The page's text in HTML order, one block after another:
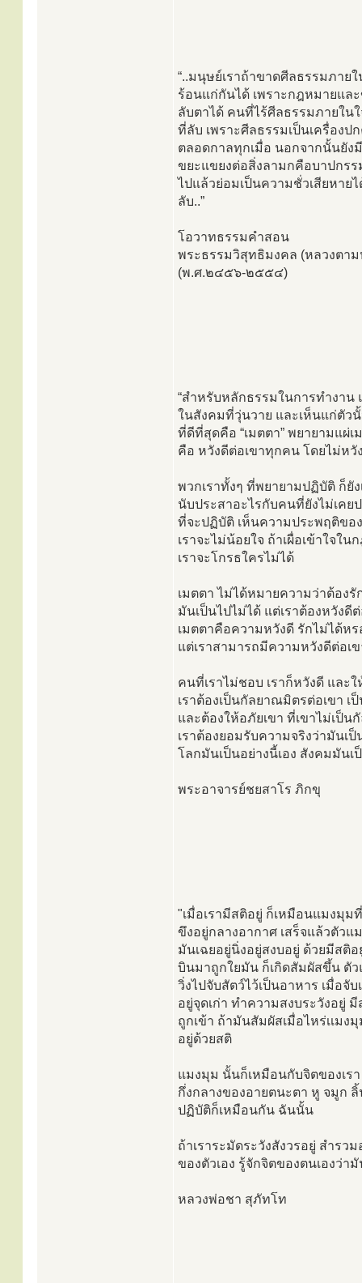
“..มนุษย์เราถ้าขาดศีลธรรมภาย
ร้อนแก่กันได้ เพราะกฎหมายแล
ลับตาได้ คนที่ไร้ศีลธรรมภายใน
ที่ลับ เพราะศีลธรรมเป็นเครื่อง
ตลอดกาลทุกเมื่อ นอกจากนั้นยัง
ขยะแขยงต่อสิ่งลามกคือบาปกรร
ไปแล้วย่อมเป็นความชั่วเสียหาย
ลับ..”
โอวาทธรรมคำสอน
พระธรรมวิสุทธิมงคล (หลวงตา
(พ.ศ.๒๔๕๖-๒๕๕๔)
“สำหรับหลักธรรมในการทำงาน
ในสังคมที่วุ่นวาย และเห็นแก่ตัว
ที่ดีที่สุดคือ “เมตตา” พยายามแผ่เ
คือ หวังดีต่อเขาทุกคน โดยไม่หวั
พวกเราทั้งๆ ที่พยายามปฏิบัติ ก็ยั
นับประสาอะไรกับคนที่ยังไม่เคย
ที่จะปฏิบัติ เห็นความประพฤติของ
เราจะไม่น้อยใจ ถ้าเผื่อเข้าใจใ
เราจะโกรธใครไม่ได้
เมตตา ไม่ได้หมายความว่าต้องรั
มันเป็นไปไม่ได้ แต่เราต้องหวังดีต่
เมตตาคือความหวังดี รักไม่ได้หร
แต่เราสามารถมีความหวังดีต่อเ
คนที่เราไม่ชอบ เราก็หวังดี และใ
เราต้องเป็นกัลยาณมิตรต่อเขา เ
และต้องให้อภัยเขา ที่เขาไม่เป็น
เราต้องยอมรับความจริงว่ามันเป็
โลกมันเป็นอย่างนี้เอง สังคมมันเ
พระอาจารย์ชยสาโร ภิกขุ
"เมื่อเรามีสติอยู่ ก็เหมือนแมงมุม
ขึงอยู่กลางอากาศ เสร็จแล้วตัวแ
มันเฉยอยู่นิ่งอยู่สงบอยู่ ด้วยมีสติ
บินมาถูกใยมัน ก็เกิดสัมผัสขึ้น ตั
วิ่งไปจับสัตว์ไว้เป็นอาหาร เมื่อจั
อยู่จุดเก่า ทำความสงบระวังอยู่
ถูกเข้า ถ้ามันสัมผัสเมื่อไหร่เเมง
อยู่ด้วยสติ
แมงมุม นั้นก็เหมือนกับจิตของเร
กึ่งกลางของอายตนะตา หู จมูก
ปฏิบัติก็เหมือนกัน ฉันนั้น
ถ้าเราระมัดระวังสังวรอยู่ สำรว
ของตัวเอง รู้จักจิตของตนเองว่า
หลวงพ่อชา สุภัทโท